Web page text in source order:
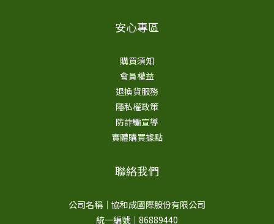
安心專區
購買須知
會員權益
退換貨服務
隱私權政策
防詐騙宣導
實體購買據點
聯絡我們
公司名稱｜協和成國際股份有限公司
統一編號｜86889440